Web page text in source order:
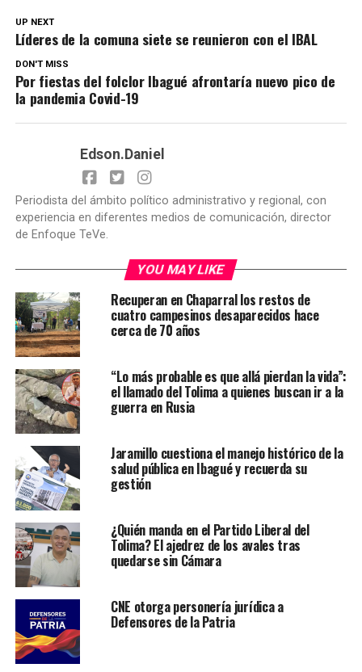
UP NEXT
Líderes de la comuna siete se reunieron con el IBAL
DON'T MISS
Por fiestas del folclor Ibagué afrontaría nuevo pico de
la pandemia Covid-19
Edson.Daniel
Periodista del ámbito político administrativo y regional, con
experiencia en diferentes medios de comunicación, director
de Enfoque TeVe.
YOU MAY LIKE
Recuperan en Chaparral los restos de
cuatro campesinos desaparecidos hace
cerca de 70 años
“Lo más probable es que allá pierdan la vida”:
el llamado del Tolima a quienes buscan ir a la
guerra en Rusia
Jaramillo cuestiona el manejo histórico de la
salud pública en Ibagué y recuerda su
gestión
¿Quién manda en el Partido Liberal del
Tolima? El ajedrez de los avales tras
quedarse sin Cámara
CNE otorga personería jurídica a
Defensores de la Patria